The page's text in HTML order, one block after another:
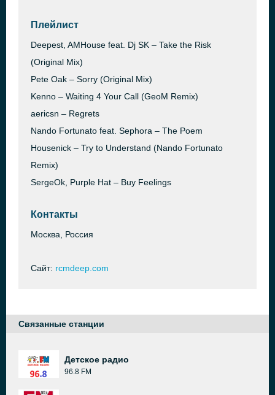
Плейлист
Deepest, AMHouse feat. Dj SK – Take the Risk
(Original Mix)
Pete Oak – Sorry (Original Mix)
Kenno – Waiting 4 Your Call (GeoM Remix)
aericsn – Regrets
Nando Fortunato feat. Sephora – The Poem
Housenick – Try to Understand (Nando Fortunato
Remix)
SergeOk, Purple Hat – Buy Feelings
Контакты
Москва, Россия
Сайт: rcmdeep.com
Связанные станции
Детское радио
96.8 FM